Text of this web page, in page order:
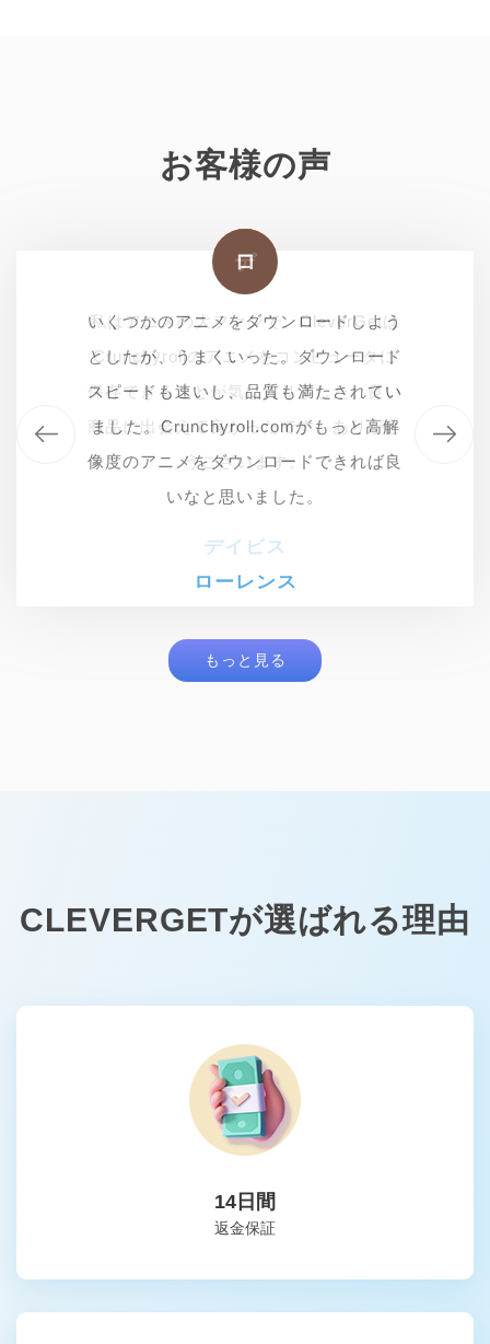
お客様の声
デ
私はアニメの大ファンで、CleverGetは
Crunchyrollのアニメをコンピュータに
保存できることが気に入りました。良い
商品に出会えて良かったです。ありがと
うございます。
デイビス
ジ
やっとCrunchyrollのアニメビデオダウ
ンローダーを手に入れました。この
CleverGetは本当に助かりました。よい
製品を作り続けてください。
ジェニファー
ロ
いくつかのアニメをダウンロードしよう
としたが、うまくいった。ダウンロード
スピードも速いし、品質も満たされてい
ました。Crunchyroll.comがもっと高解
像度のアニメをダウンロードできれば良
いなと思いました。
ローレンス
デ
私はアニメの大ファンで、CleverGetは
Crunchyrollのアニメをコンピュータに
保存できることが気に入りました。良い
商品に出会えて良かったです。ありがと
うございます。
デイビス
もっと見る
CLEVERGETが選ばれる理由
14日間
返金保証